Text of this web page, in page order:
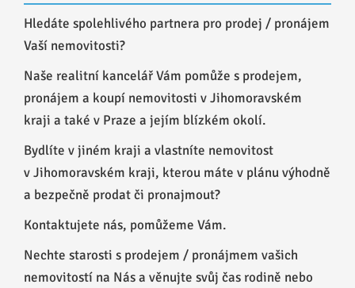
Hledáte spolehlivého partnera pro prodej / pronájem
Vaší nemovitosti?
Naše realitní kancelář Vám pomůže s prodejem,
pronájem a koupí nemovitosti v Jihomoravském
kraji a také v Praze a jejím blízkém okolí.
Bydlíte v jiném kraji a vlastníte nemovitost
v Jihomoravském kraji, kterou máte v plánu výhodně
a bezpečně prodat či pronajmout?
Kontaktujete nás, pomůžeme Vám.
Nechte starosti s prodejem / pronájmem vašich
nemovitostí na Nás a věnujte svůj čas rodině nebo